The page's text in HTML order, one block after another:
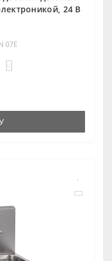
24 В
07E